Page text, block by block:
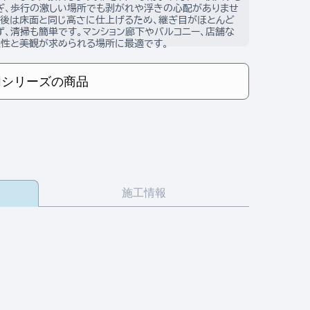
、歩行の激しい場所でも剥がれや浮きの心配がありませ
後は床面と同じ高さに仕上げるため、継ぎ目がほとんど
清掃も簡単です。マンション廊下やバルコニー、店舗な
性と美観が求められる場所に最適です。
リーズの商品
施工情報